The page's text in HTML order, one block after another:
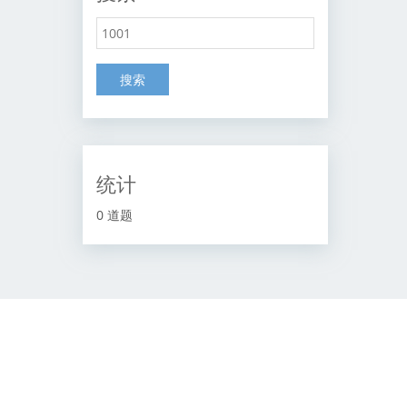
搜索
统计
0 道题